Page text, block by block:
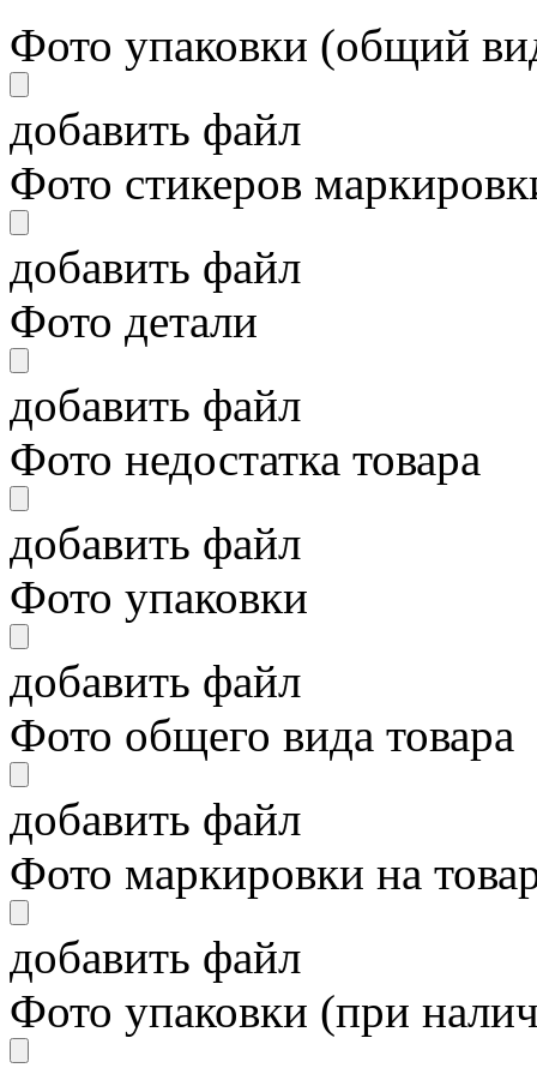
Фото упаковки (общий
добавить файл
Фото стикеров
добавить файл
Фото детали
добавить файл
Фото недостатка товара
добавить файл
Фото упаковки
добавить файл
Фото общего вида товара
добавить файл
Фото маркировки на
добавить файл
Фото упаковки (при